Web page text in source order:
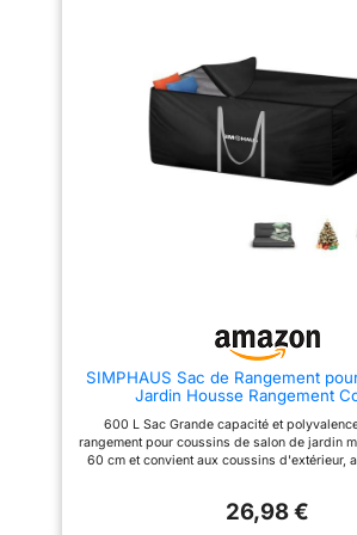
l'humidité et les pluies légères
(ne pas laisser sous une pluie
torrentielle prolongée).
【Capacité XXL Polyvalente】
Dimensions généreuses de 173
x 76 x 51 cm. Ce sac peut
contenir jusqu'à 4 à 6 coussins
éclair fluide sur trois côtés pour
un chargement facile. Les deux
poignées latérales sont dotées
de surpiqûres renforcées pour
déchirer lors du déplacement
de vos meubles de jardin.
【Entretien Simplifié】Le coloris
taches. Pour le nettoyage, un
simple coup de chiffon humide
420D
et
est
pendant
adhésif
coutures
jardin de
grand
d'espace
SIMPHAUS Sac de Rangement
Jardin Housse Rangement
600 L Sac Grande capacité et
rangement pour coussins de salon de jardin
60 cm et convient aux coussins d'extérieur,
aux couvertures, couettes, aux équipements
26,98 €